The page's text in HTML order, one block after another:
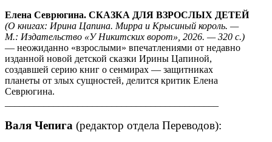
Елена Севрюгина. СКАЗКА ДЛЯ ВЗРОСЛЫХ ДЕТЕЙ
(О книгах: Ирина Цапина. Мирра и Крысиный король. —
М.: Издательство «У Никитских ворот», 2026. — 320 с.)
― неожиданно «взрослыми» впечатлениями от недавно
изданной новой детской сказки Ирины Цапиной,
создавшей серию книг о сенмирах — защитниках
планеты от злых сущностей, делится критик Елена
Севрюгина.
Валя Чепига (редактор отдела Переводов):